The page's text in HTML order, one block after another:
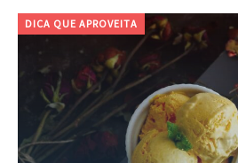
DICA QUE APROVEITA